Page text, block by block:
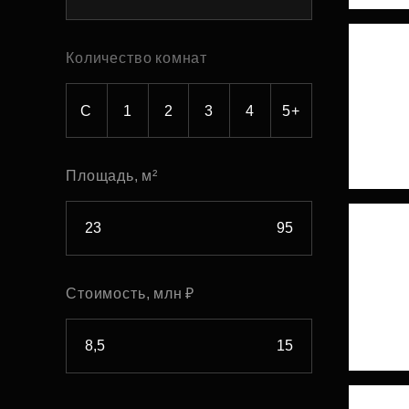
Рефинансирование
Количество комнат
С 1 2 3 4 5+
Площадь, м²
Стоимость, млн ₽